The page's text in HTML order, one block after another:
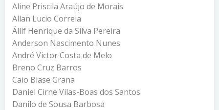
Aline Priscila Araújo de Morais
Allan Lucio Correia
Állif Henrique da Silva Pereira
Anderson Nascimento Nunes
André Victor Costa de Melo
Breno Cruz Barros
Caio Biase Grana
Daniel Cirne Vilas-Boas dos Santos
Danilo de Sousa Barbosa